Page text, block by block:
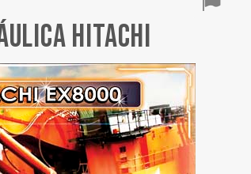
HITACHI